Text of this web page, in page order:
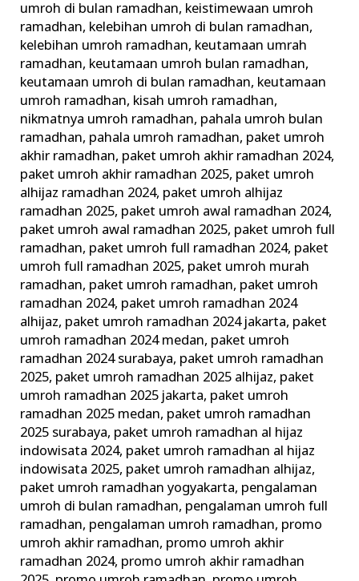
umroh di bulan ramadhan, keistimewaan umroh
ramadhan, kelebihan umroh di bulan ramadhan,
kelebihan umroh ramadhan, keutamaan umrah
ramadhan, keutamaan umroh bulan ramadhan,
keutamaan umroh di bulan ramadhan, keutamaan
umroh ramadhan, kisah umroh ramadhan,
nikmatnya umroh ramadhan, pahala umroh bulan
ramadhan, pahala umroh ramadhan, paket umroh
akhir ramadhan, paket umroh akhir ramadhan 2024,
paket umroh akhir ramadhan 2025, paket umroh
alhijaz ramadhan 2024, paket umroh alhijaz
ramadhan 2025, paket umroh awal ramadhan 2024,
paket umroh awal ramadhan 2025, paket umroh full
ramadhan, paket umroh full ramadhan 2024, paket
umroh full ramadhan 2025, paket umroh murah
ramadhan, paket umroh ramadhan, paket umroh
ramadhan 2024, paket umroh ramadhan 2024
alhijaz, paket umroh ramadhan 2024 jakarta, paket
umroh ramadhan 2024 medan, paket umroh
ramadhan 2024 surabaya, paket umroh ramadhan
2025, paket umroh ramadhan 2025 alhijaz, paket
umroh ramadhan 2025 jakarta, paket umroh
ramadhan 2025 medan, paket umroh ramadhan
2025 surabaya, paket umroh ramadhan al hijaz
indowisata 2024, paket umroh ramadhan al hijaz
indowisata 2025, paket umroh ramadhan alhijaz,
paket umroh ramadhan yogyakarta, pengalaman
umroh di bulan ramadhan, pengalaman umroh full
ramadhan, pengalaman umroh ramadhan, promo
umroh akhir ramadhan, promo umroh akhir
ramadhan 2024, promo umroh akhir ramadhan